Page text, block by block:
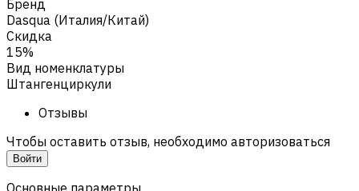
Бренд
Dasqua (Италия/Китай)
Скидка
15%
Вид номенклатуры
Штангенциркули
Отзывы
Чтобы оставить отзыв, необходимо авторизоваться
Войти
Основные параметры